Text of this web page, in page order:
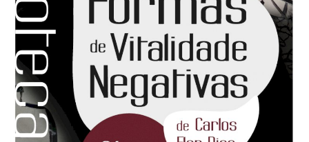
Estatuto Editorial
Ficha técnica
Cultura